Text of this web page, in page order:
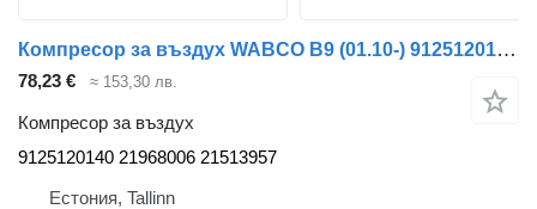
Компресор за въздух WABCO B9 (01.10-) 9125120140 за автобус Volvo B7, B8, B9, B12 bus (2005-)
78,23 € ≈ 153,30 лв.
Компресор за въздух
9125120140 21968006 21513957
Естония, Tallinn